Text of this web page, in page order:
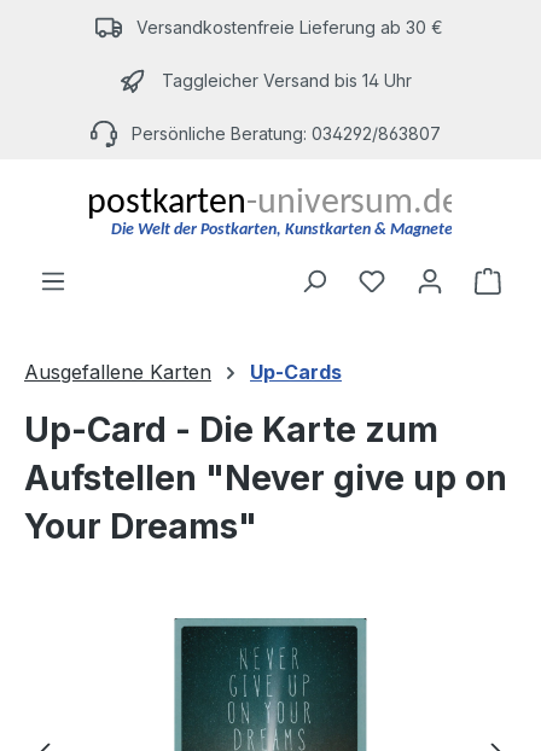
Zum Hauptinhalt springenVersandkostenfreie Lieferung ab 30 €
Taggleicher Versand bis 14 Uhr
Persönliche Beratung: 034292/863807
Du hast 0
Ausgefallene Karten Up-Cards
Up-Card - Die Karte zum
Aufstellen "Never give up on
Your Dreams"
Bildergalerie überspringen